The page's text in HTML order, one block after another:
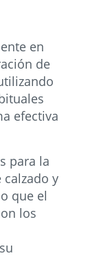
en
de
efectiva
para la
y
que el
los